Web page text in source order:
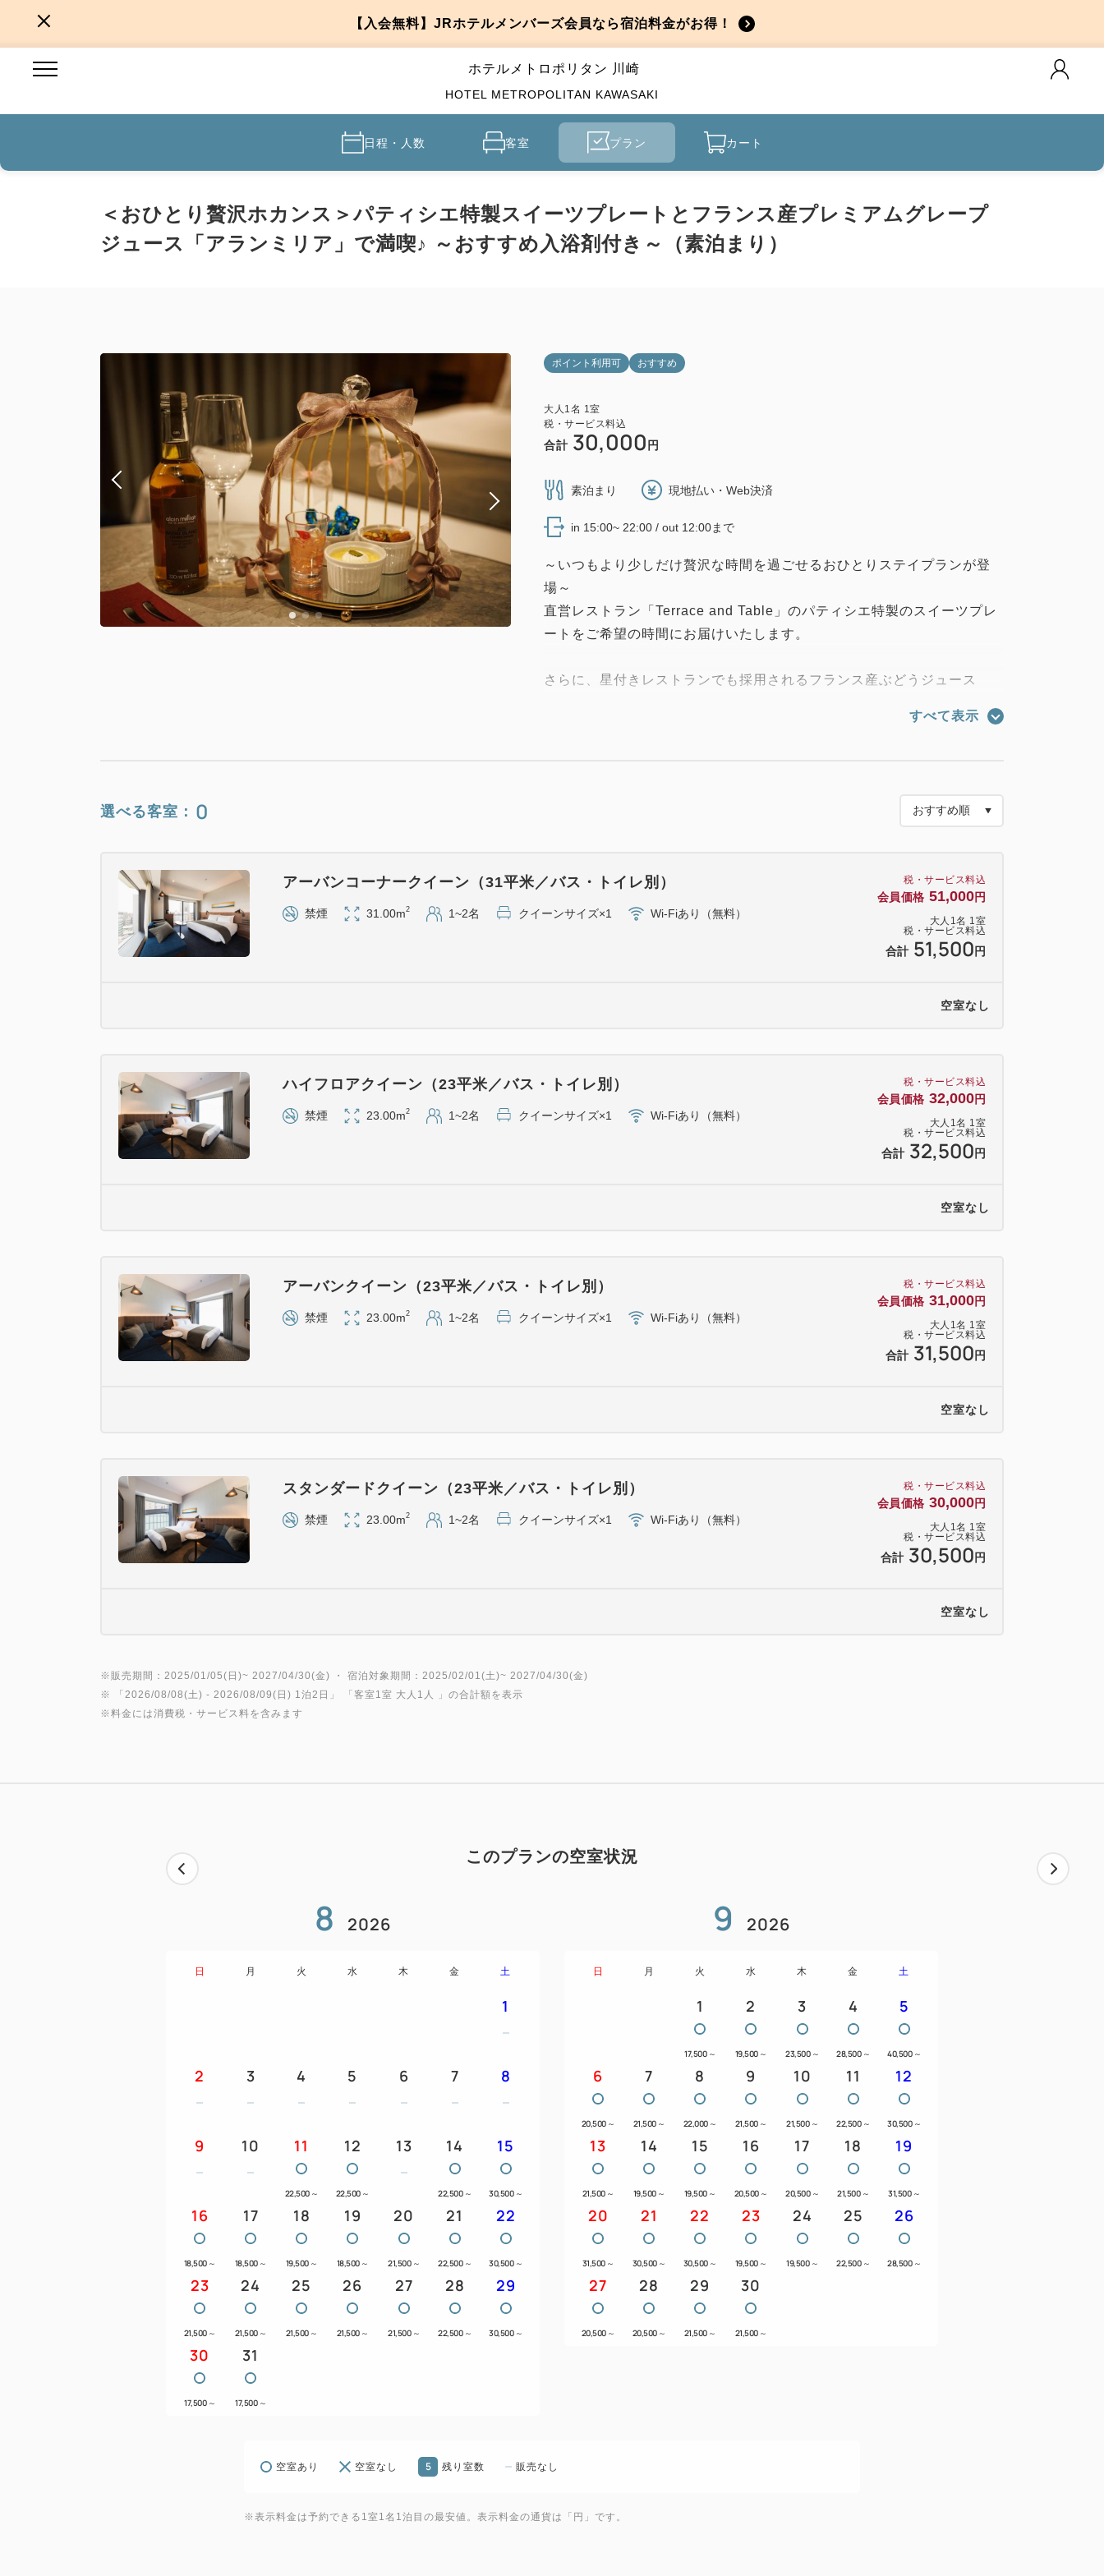
【入会無料】JRホテルメンバーズ会員なら宿泊料金がお得！
ホテルメトロポリタン 川崎
HOTEL METROPOLITAN KAWASAKI
日程・人数 客室 プラン カート
＜おひとり贅沢ホカンス＞パティシエ特製スイーツプレートとフランス産プレミアムグレープ
ジュース「アランミリア」で満喫♪ ～おすすめ入浴剤付き～（素泊まり）
ポイント利用可 おすすめ
大人 1名 1室
税・サービス料込
合計 30,000 円
素泊まり 現地払い・Web決済
in 15:00~ 22:00 / out 12:00まで
～いつもより少しだけ贅沢な時間を過ごせるおひとりステイプランが登
場～
直営レストラン「Terrace and Table」のパティシエ特製のスイーツプレ
ートをご希望の時間にお届けいたします。
さらに、星付きレストランでも採用されるフランス産ぶどうジュース
ワイン用ブドウで造られたプレミアムジュースで、芳醇な香りをご堪能
チェックイン 15：00～ ／ チェックアウト ～12：00
・フランス産高級グレープジュース アラン・ミリア（330ml）1本
ワイン用ぶどうで造られたプレミアムジュース「アラン・ミリア」
※ノンアルコールですので、お酒が苦手な方でも安心です
※スイーツの内容は時期により異なります
※スイーツプレートのみ当日15：00～22：00にお部屋へお届けいた
します ご予約時にご希望時間をご選択ください
当日の状況により、お届け時間が多少前後する場合がございま
・全室WiFi無料
・動画アプリ内蔵49型4Kテレビ
NETFLIX／Prime Video／YouTube／AbemaTVなど
・ジム無料（シューズとウェアはご持参ください）
い。
なお、添い寝のお子様はベッド1台(エキストラベッド除く）につき1名
お子様は5歳以下無料、6歳～12歳までは1,300円にて当日承ります。
写真は全てイメージです。
すべて表示
選べる客室： 0
税・サービス料込
会員価格 51,000円
大人 1名 1室
税・サービス料込
合計 51,500 円
アーバンコーナークイーン（31平米／バス・トイレ別）
禁煙 31.00m2 1~2名 クイーンサイズ×1 Wi-Fiあり（無料）
空室なし
税・サービス料込
会員価格 32,000円
大人 1名 1室
税・サービス料込
合計 32,500 円
ハイフロアクイーン（23平米／バス・トイレ別）
禁煙 23.00m2 1~2名 クイーンサイズ×1 Wi-Fiあり（無料）
空室なし
税・サービス料込
会員価格 31,000円
大人 1名 1室
税・サービス料込
合計 31,500 円
アーバンクイーン（23平米／バス・トイレ別）
禁煙 23.00m2 1~2名 クイーンサイズ×1 Wi-Fiあり（無料）
空室なし
税・サービス料込
会員価格 30,000円
大人 1名 1室
税・サービス料込
合計 30,500 円
スタンダードクイーン（23平米／バス・トイレ別）
禁煙 23.00m2 1~2名 クイーンサイズ×1 Wi-Fiあり（無料）
空室なし
※販売期間：2025/01/05(日)~ 2027/04/30(金) ・ 宿泊対象期間：2025/02/01(土)~ 2027/04/30(金)
※ 「 2026/08/08(土) - 2026/08/09(日) 1泊2日 」 「 客室1室 大人1人
」の合計額を表示
※料金には消費税・サービス料を含みます
このプランの空室状況
8 2026
日 月 火 水 木 金 土
1
2 3 4 5 6 7 8
9 10 11
22,500 ～
12
22,500 ～
13 14
22,500 ～
15
30,500 ～
16
18,500 ～
17
18,500 ～
18
19,500 ～
19
18,500 ～
20
21,500 ～
21
22,500 ～
22
30,500 ～
23
21,500 ～
24
21,500 ～
25
21,500 ～
26
21,500 ～
27
21,500 ～
28
22,500 ～
29
30,500 ～
30
17,500 ～
31
17,500 ～
9 2026
日 月 火 水 木 金 土
1
17,500 ～
2
19,500 ～
3
23,500 ～
4
28,500 ～
5
40,500 ～
6
20,500 ～
7
21,500 ～
8
22,000 ～
9
21,500 ～
10
21,500 ～
11
22,500 ～
12
30,500 ～
13
21,500 ～
14
19,500 ～
15
19,500 ～
16
20,500 ～
17
20,500 ～
18
21,500 ～
19
31,500 ～
20
31,500 ～
21
30,500 ～
22
30,500 ～
23
19,500 ～
24
19,500 ～
25
22,500 ～
26
28,500 ～
27
20,500 ～
28
20,500 ～
29
21,500 ～
30
21,500 ～
空室あり 空室なし 5 残り室数 販売なし
※表示料金は予約できる1室1名1泊目の最安値。表示料金の通貨は「円」です。